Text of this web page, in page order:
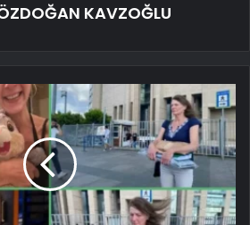
KAVZOĞLU